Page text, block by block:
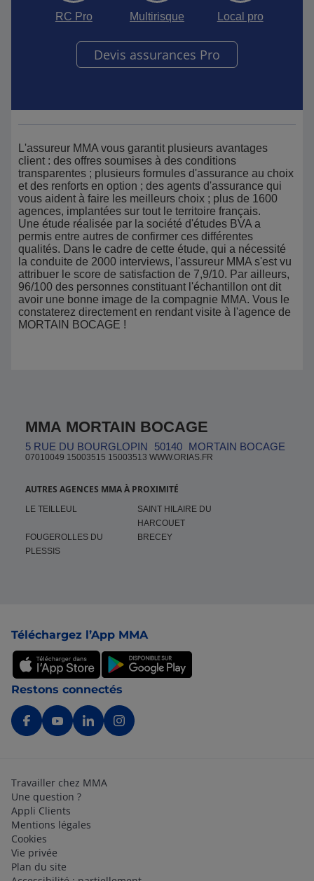
RC Pro Multirisque Local pro
Devis assurances Pro
L'assureur MMA vous garantit plusieurs avantages
client : des offres soumises à des conditions
transparentes ; plusieurs formules d'assurance au choix
et des renforts en option ; des agents d'assurance qui
vous aident à faire les meilleurs choix ; plus de 1600
agences, implantées sur tout le territoire français.
Une étude réalisée par la société d'études BVA a
permis entre autres de confirmer ces différentes
qualités. Dans le cadre de cette étude, qui a nécessité
la conduite de 2000 interviews, l'assureur MMA s'est vu
attribuer le score de satisfaction de 7,9/10. Par ailleurs,
96/100 des personnes constituant l'échantillon ont dit
avoir une bonne image de la compagnie MMA. Vous le
constaterez directement en rendant visite à l'agence de
MORTAIN BOCAGE !
MMA MORTAIN BOCAGE
5 RUE DU BOURGLOPIN 50140 MORTAIN BOCAGE
07010049 15003515 15003513 WWW.ORIAS.FR
AUTRES AGENCES MMA À PROXIMITÉ
LE TEILLEUL
SAINT HILAIRE DU
HARCOUET
FOUGEROLLES DU
PLESSIS
BRECEY
Téléchargez l’App MMA
Restons connectés
Travailler chez MMA
Une question ?
Appli Clients
Mentions légales
Cookies
Vie privée
Plan du site